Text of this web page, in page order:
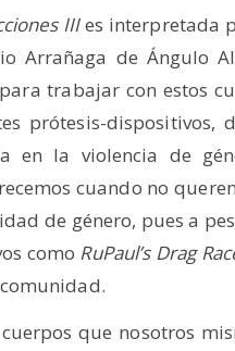
IIIes interpretada
Arrañaga de Ángulo
trabajar con estos
prótesis-dispositivos,
en la violencia de
cuando no
de género, pues a
como RuPaul’s Drag
cuerpos que nosotros